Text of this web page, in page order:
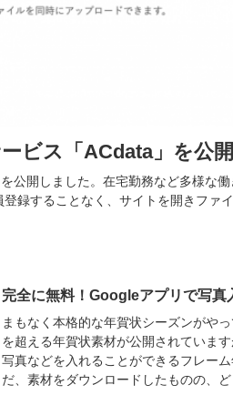
ビス「ACdata」を公
公開しました。在宅勤務など多様な
録することなく、サイトを開きファ
完全に無料！Googleアプリで写真
まもなく本格的な年賀状シーズンがや
を超える年賀状素材が公開されていま
写真などを入れることができるフレー
だ、素材をダウンロードしたものの、ど